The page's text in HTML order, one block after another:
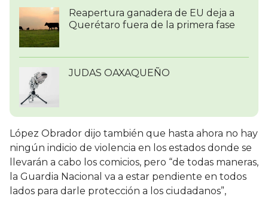
Reapertura ganadera de EU deja a
Querétaro fuera de la primera fase
JUDAS OAXAQUEÑO
López Obrador dijo también que hasta ahora no hay
ningún indicio de violencia en los estados donde se
llevarán a cabo los comicios, pero “de todas maneras,
la Guardia Nacional va a estar pendiente en todos
lados para darle protección a los ciudadanos”,